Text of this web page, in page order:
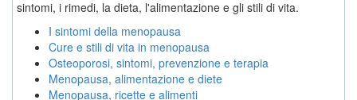
sintomi, i rimedi, la dieta, l'alimentazione e gli stili di vita.
I sintomi della menopausa
Cure e stili di vita in menopausa
Osteoporosi, sintomi, prevenzione e terapia
Menopausa, alimentazione e diete
Menopausa, ricette e alimenti